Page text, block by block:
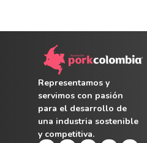
Representamos y
servimos con pasión
para el desarrollo de
una industria sostenible
y competitiva.